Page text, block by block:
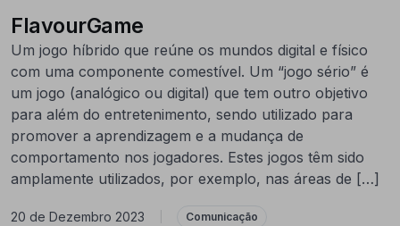
FlavourGame
Um jogo híbrido que reúne os mundos digital e físico
com uma componente comestível. Um “jogo sério” é
um jogo (analógico ou digital) que tem outro objetivo
para além do entretenimento, sendo utilizado para
promover a aprendizagem e a mudança de
comportamento nos jogadores. Estes jogos têm sido
amplamente utilizados, por exemplo, nas áreas de […]
20 de Dezembro 2023 Comunicação